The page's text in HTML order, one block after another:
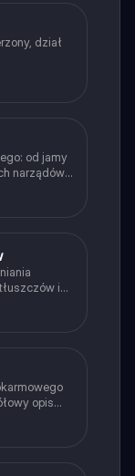
dział
od jamy
narządów,
na
i
takie jak
rolę w
opis
oraz roli
klasy 3